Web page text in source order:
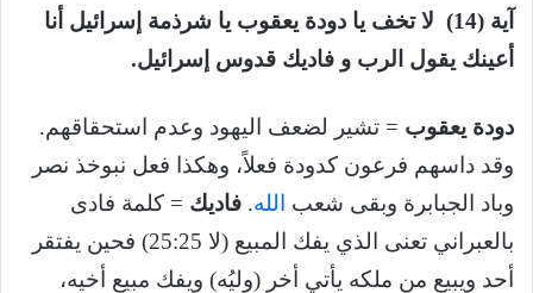
آية (14) لا تخف يا دودة يعقوب يا شرذمة إسرائيل أنا
أعينك يقول الرب و فاديك قدوس إسرائيل.
دودة يعقوب = تشير لضعف اليهود وعدم استحقاقهم.
وقد داسهم فرعون كدودة فعلاً، وهكذا فعل نبوخذ نصر
وباد الجبابرة وبقى شعب
الله. فاديك = كلمة فادى
بالعبراني تعنى الذي يفك المبيع (لا 25:25) فحين يفتقر
أحد ويبيع من ملكه يأتي أخر (وليُه) ويفك مبيع أخيه،